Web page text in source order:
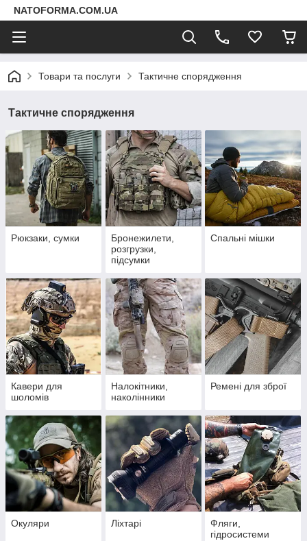
NATOFORMA.COM.UA
Товари та послуги Тактичне спорядження
Тактичне спорядження
Рюкзаки, сумки
Бронежилети,
розгрузки,
підсумки
Спальні мішки
Кавери для
шоломів
Налокітники,
наколінники
Ремені для зброї
Окуляри Ліхтарі
Фляги,
гідросистеми